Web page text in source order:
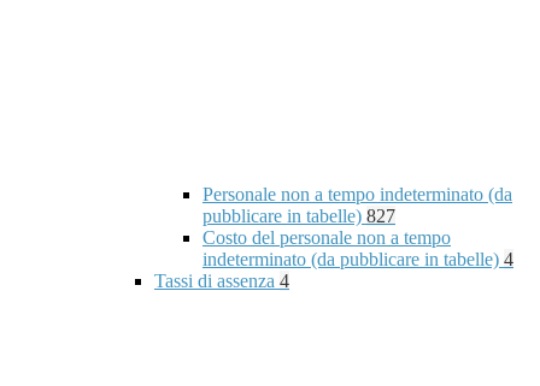
Personale non a tempo indeterminato (da
pubblicare in tabelle) 827
Costo del personale non a tempo
indeterminato (da pubblicare in tabelle) 4
Tassi di assenza 4